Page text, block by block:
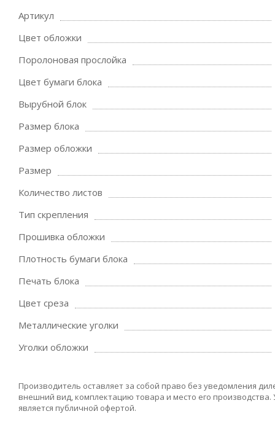
Артикул
Цвет обложки
Поролоновая прослойка
Цвет бумаги блока
Вырубной блок
Размер блока
Размер обложки
Размер
Количество листов
Тип скрепления
Прошивка обложки
Плотность бумаги блока
Печать блока
Цвет среза
Металлические уголки
Уголки обложки
Производитель оставляет за собой право без уведомления
внешний вид, комплектацию товара и место его
является публичной офертой.